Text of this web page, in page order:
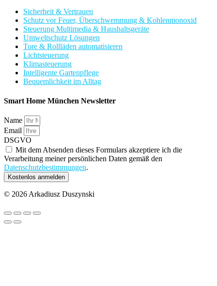
Sicherheit & Vertrauen
Schutz vor Feuer, Überschwemmung & Kohlenmonoxid
Steuerung Multimedia & Haushaltsgeräte
Umweltschutz Lösungen
Tore & Rollläden automatisieren
Lichtsteuerung
Klimasteuerung
Intelligente Gartenpflege
Bequemlichkeit im Alltag
Smart Home München Newsletter
Name
Email
DSGVO
Mit dem Absenden dieses Formulars akzeptiere ich die
Verarbeitung meiner persönlichen Daten gemäß den
Datenschutzbestimmungen.
Kostenlos anmelden
© 2026 Arkadiusz Duszynski